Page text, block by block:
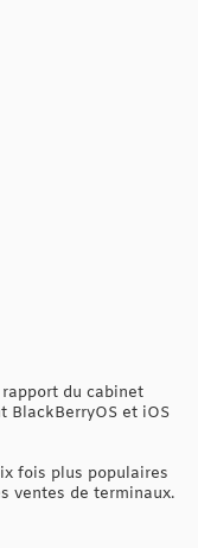
du cabinet
BlackBerryOS et iOS
fois plus populaires
ventes de terminaux.